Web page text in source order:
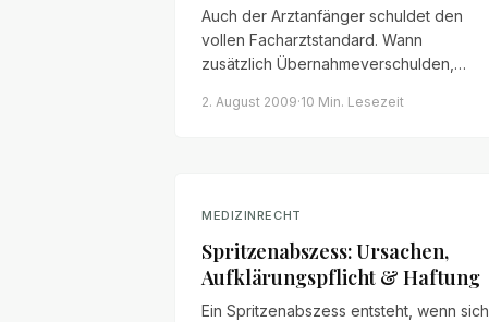
Auch der Arztanfänger schuldet den
vollen Facharztstandard. Wann
zusätzlich Übernahmeverschulden,
Organisationsverschulden vorliegen –
2. August 2009·10 Min. Lesezeit
MEDIZINRECHT
Spritzenabszess: Ursachen,
Aufklärungspflicht & Haftung
Ein Spritzenabszess entsteht, wenn sich